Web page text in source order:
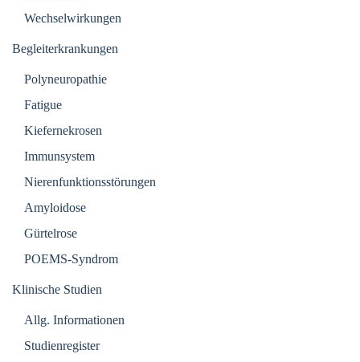
Wechselwirkungen
Begleiterkrankungen
Polyneuropathie
Fatigue
Kiefernekrosen
Immunsystem
Nierenfunktionsstörungen
Amyloidose
Gürtelrose
POEMS-Syndrom
Klinische Studien
Allg. Informationen
Studienregister